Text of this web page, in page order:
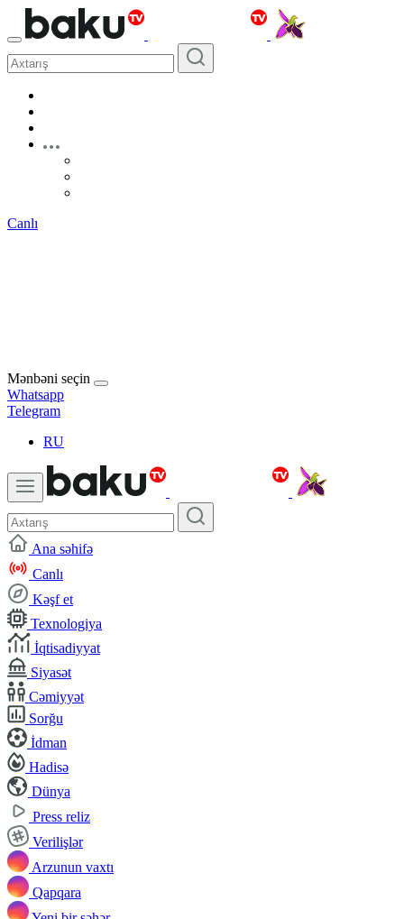
Canlı
Mənbəni seçin
Whatsapp
Telegram
RU
Ana səhifə
Canlı
Kəşf et
Texnologiya
İqtisadiyyat
Siyasət
Cəmiyyət
Sorğu
İdman
Hadisə
Dünya
Press reliz
Verilişlər
Arzunun vaxtı
Qapqara